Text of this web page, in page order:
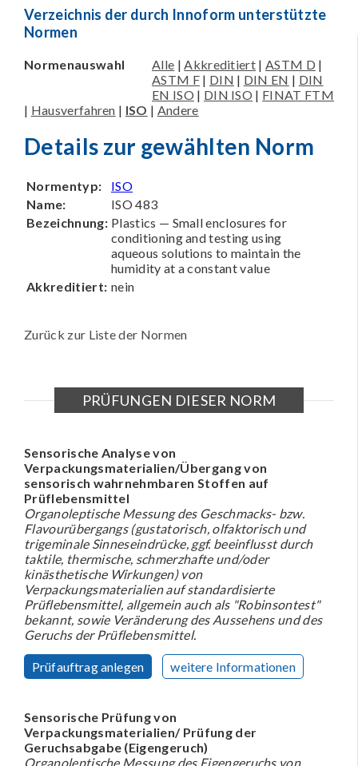
Verzeichnis der durch Innoform unterstützte
Normen
Normenauswahl Alle |Akkreditiert |ASTM D |
ASTM F| DIN | DIN EN | DIN
EN ISO | DIN ISO | FINAT FTM
| Hausverfahren | ISO | Andere
Details zur gewählten Norm
Normentyp:
ISO
Name:
ISO 483
Bezeichnung: Plastics — Small enclosures for
conditioning and testing using
aqueous solutions to maintain the
humidity at a constant value
Akkreditiert: nein
Zurück zur Liste der Normen
PRÜFUNGEN DIESER NORM
Sensorische Analyse von
Verpackungsmaterialien/Übergang von
sensorisch wahrnehmbaren Stoffen auf
Prüflebensmittel
Organoleptische Messung des Geschmacks- bzw.
Flavourübergangs (gustatorisch, olfaktorisch und
trigeminale Sinneseindrücke, ggf. beeinflusst durch
taktile, thermische, schmerzhafte und/oder
kinästhetische Wirkungen) von
Verpackungsmaterialien auf standardisierte
Prüflebensmittel, allgemein auch als "Robinsontest"
bekannt, sowie Veränderung des Aussehens und des
Geruchs der Prüflebensmittel.
Prüfauftrag anlegen weitere Informationen
Sensorische Prüfung von
Verpackungsmaterialien/ Prüfung der
Geruchsabgabe (Eigengeruch)
Organoleptische Messung des Eigengeruchs von